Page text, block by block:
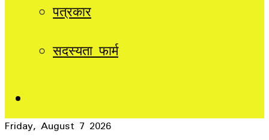
पत्रकार
सदस्यता फार्म
Friday, August 7 2026